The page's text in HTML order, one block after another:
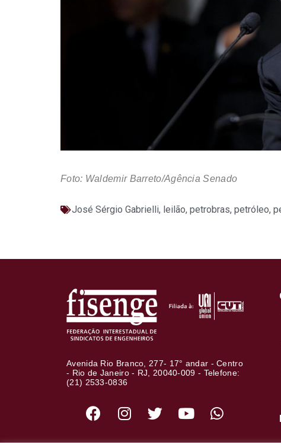
Foto: Waldemir Barreto/Agência Senado
José Sérgio Gabrielli, leilão, petrobras, petróleo,
Avenida Rio Branco, 277- 17° andar - Centro
- Rio de Janeiro - RJ, 20040-009 - Telefone:
(21) 2533-0836